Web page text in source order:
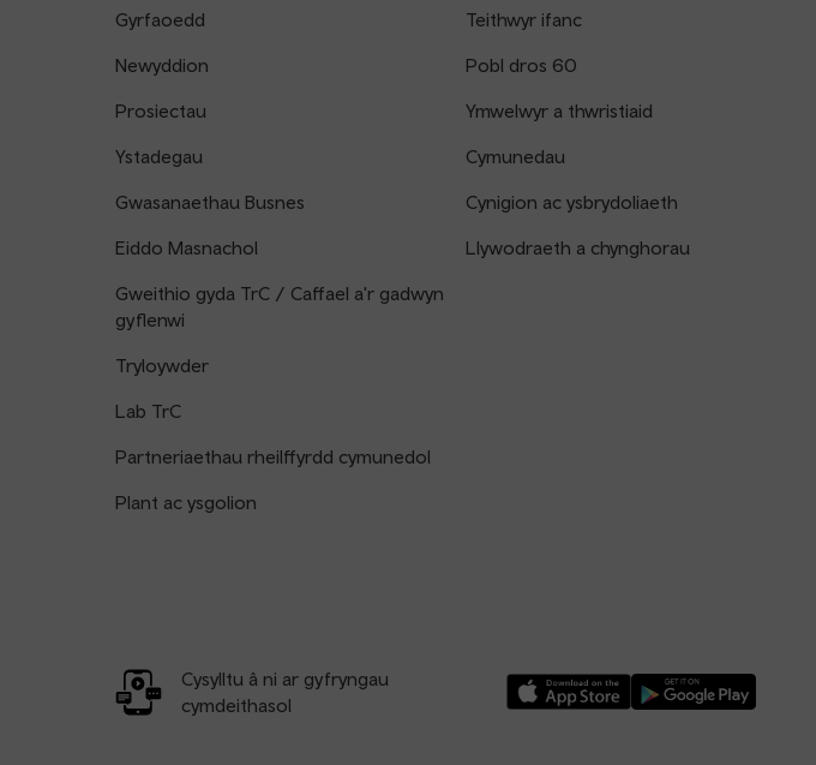
Gyrfaoedd
Newyddion
Prosiectau
Ystadegau
Gwasanaethau Busnes
Eiddo Masnachol
Gweithio gyda TrC / Caffael a'r gadwyn
gyflenwi
Tryloywder
Lab TrC
Partneriaethau rheilffyrdd cymunedol
Plant ac ysgolion
Teithwyr ifanc
Pobl dros 60
Ymwelwyr a thwristiaid
Cymunedau
Cynigion ac ysbrydoliaeth
Llywodraeth a chynghorau
Cysylltu â ni ar gyfryngau
cymdeithasol